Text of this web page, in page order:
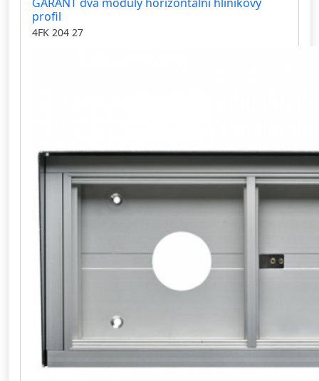
GARANT dva moduly horizontální hliníkový
profil
4FK 204 27